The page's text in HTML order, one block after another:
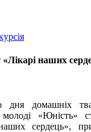
наших
дня домашніх
«Юність»
сердець»,